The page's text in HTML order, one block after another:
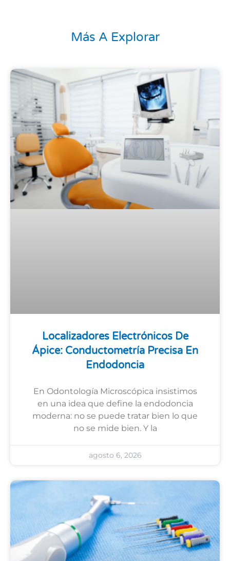
Más A Explorar
Localizadores Electrónicos De
Ápice: Conductometría Precisa En
Endodoncia
En Odontología Microscópica insistimos
en una idea que define la endodoncia
moderna: no se puede tratar bien lo que
no se mide bien. Y la
agosto 6, 2026